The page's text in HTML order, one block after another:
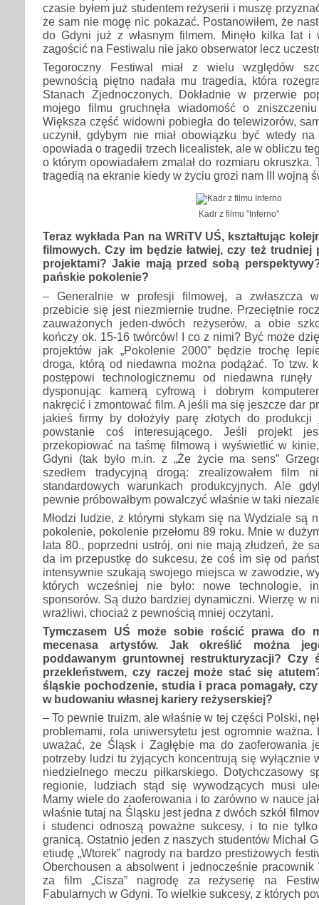
czasie byłem już studentem reżyserii i muszę
że sam nie mogę nic pokazać. Postanowiłem, że
do Gdyni już z własnym filmem. Minęło kilka lat i
zagościć na Festiwalu nie jako obserwator lecz
Tegoroczny Festiwal miał z wielu względów
pewnością piętno nadała mu tragedia, która
Stanach Zjednoczonych. Dokładnie w przerwie
mojego filmu gruchnęła wiadomość o
Większa część widowni pobiegła do telewizorów,
uczynił, gdybym nie miał obowiązku być wtedy
opowiada o tragedii trzech licealistek, ale w obliczu
o którym opowiadałem zmalał do rozmiaru okruszka.
tragedią na ekranie kiedy w życiu grozi nam III wojną
Kadr z filmu "Inferno"
Teraz wykłada Pan na WRiTV UŚ, kształtując
filmowych. Czy im będzie łatwiej, czy też trudniej
projektami? Jakie mają przed sobą
pańskie pokolenie?
– Generalnie w profesji filmowej, a zwłaszcza
przebicie się jest niezmiernie trudne. Przeciętnie
zauważonych jeden-dwóch reżyserów, a obie
kończy ok. 15-16 twórców! I co z nimi? Być może
projektów jak „Pokolenie 2000” będzie trochę
droga, którą od niedawna można podążać. To tzw.
postępowi technologicznemu od niedawna
dysponując kamerą cyfrową i dobrym
nakręcić i zmontować film. A jeśli ma się jeszcze dar
jakieś firmy by dołożyły parę złotych do
powstanie coś interesującego. Jeśli projekt
przekopiować na taśmę filmową i wyświetlić w
Gdyni (tak było m.in. z „Że życie ma sens”
szedłem tradycyjną drogą: zrealizowałem film
standardowych warunkach produkcyjnych. Ale
pewnie próbowałbym powalczyć właśnie w taki
Młodzi ludzie, z którymi stykam się na Wydziale są
pokolenie, pokolenie przełomu 89 roku. Mnie w
lata 80., poprzedni ustrój, oni nie mają złudzeń, że
da im przepustkę do sukcesu, że coś im się od
intensywnie szukają swojego miejsca w zawodzie,
których wcześniej nie było: nowe technologie,
sponsorów. Są dużo bardziej dynamiczni. Wierzę w
wrażliwi, chociaż z pewnością mniej oczytani.
Tymczasem UŚ może sobie rościć prawa do
mecenasa artystów. Jak określić można
poddawanym gruntownej restrukturyzacji? Czy
przekleństwem, czy raczej może stać się
śląskie pochodzenie, studia i praca pomagały,
w budowaniu własnej kariery reżyserskiej?
– To pewnie truizm, ale właśnie w tej części Polski,
problemami, rola uniwersytetu jest ogromnie ważna.
uważać, że Śląsk i Zagłębie ma do zaoferowania
potrzeby ludzi tu żyjących koncentrują się wyłącznie
niedzielnego meczu piłkarskiego. Dotychczasowy
regionie, ludziach stąd się wywodzących musi
Mamy wiele do zaoferowania i to zarówno w nauce
właśnie tutaj na Śląsku jest jedna z dwóch szkół
i studenci odnoszą poważne sukcesy, i to nie
granicą. Ostatnio jeden z naszych studentów Michał
etiudę „Wtorek” nagrody na bardzo prestiżowych
Oberchousen a absolwent i jednocześnie pracownik
za film „Cisza” nagrodę za reżyserię na
Fabularnych w Gdyni. To wielkie sukcesy, z których